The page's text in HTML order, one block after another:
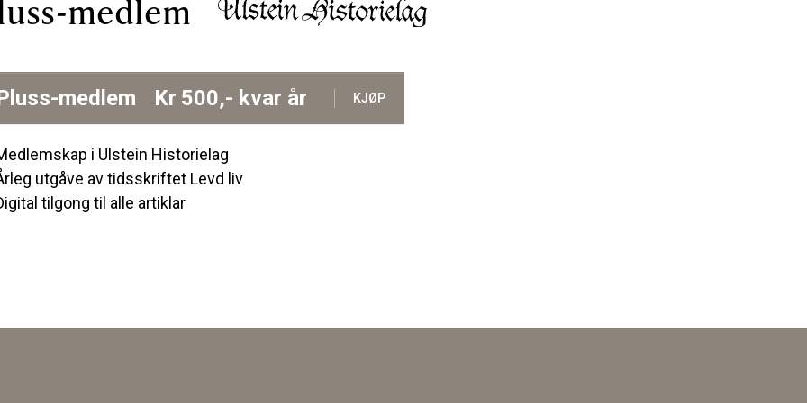
medlem
medlem Kr 500,- kvar år KJØP
i Ulstein Historielag
utgåve av tidsskriftet Levd liv
tilgong til alle artiklar